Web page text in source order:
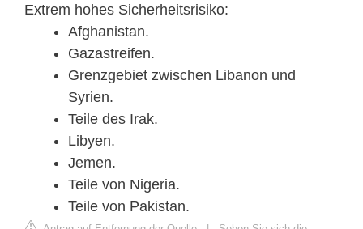
Extrem hohes Sicherheitsrisiko:
Afghanistan.
Gazastreifen.
Grenzgebiet zwischen Libanon und
Syrien.
Teile des Irak.
Libyen.
Jemen.
Teile von Nigeria.
Teile von Pakistan.